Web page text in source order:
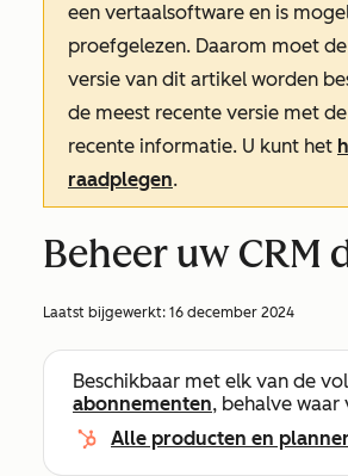
een vertaalsoftware en is
proefgelezen. Daarom moet de
versie van dit artikel worden
de meest recente versie met
recente informatie. U kunt het
raadplegen.
Beheer uw CRM
Laatst bijgewerkt: 16 december 2024
Beschikbaar met elk van de
abonnementen, behalve waar
Alle producten en